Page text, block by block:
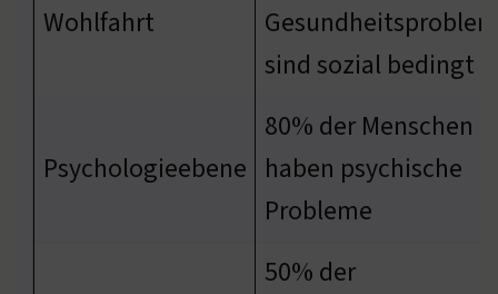
Wohlfahrt
sind sozial bedingt
Psychologieebene
80% der Menschen
haben psychische
Probleme
50% der